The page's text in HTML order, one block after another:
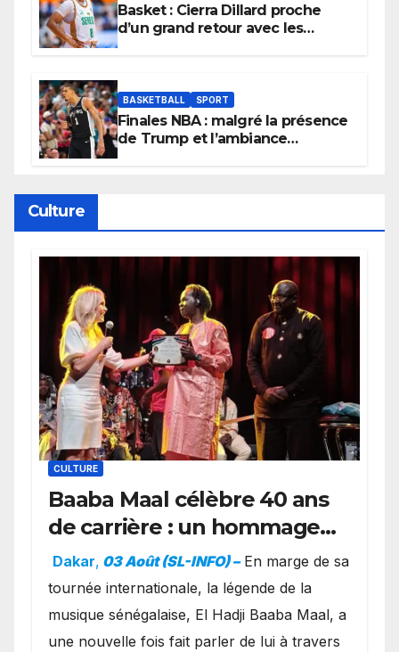
Basket : Cierra Dillard proche
d’un grand retour avec les
BASKETBALL SPORT
Finales NBA : malgré la présence
de Trump et l’ambiance
Culture
CULTURE
Baaba Maal célèbre 40 ans
de carrière : un hommage
exceptionnel à Oslo en
présence de la famille
royale.
Dakar, 03 Août (SL-INFO) – ​En marge de sa
tournée internationale, la légende de la
musique sénégalaise, El Hadji Baaba Maal, a
une nouvelle fois fait parler de lui à travers